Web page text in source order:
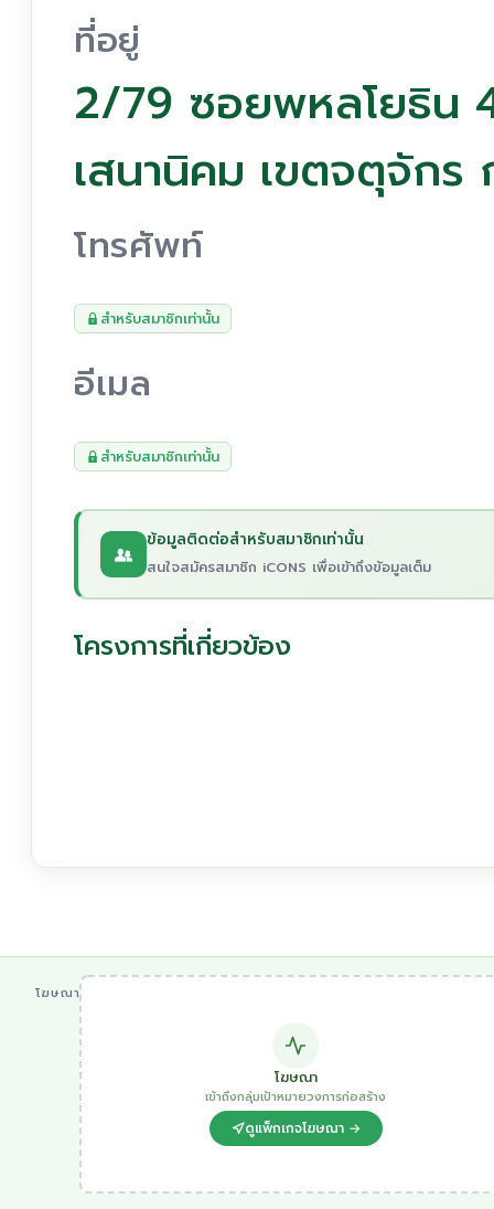
ที่อยู่
2/79 ซอยพหลโยธิน
เสนานิคม เขตจตุจัก
โทรศัพท์
สำหรับสมาชิกเท่านั้น
อีเมล
สำหรับสมาชิกเท่านั้น
ข้อมูลติดต่อสำหรับสมาชิกเท่านั้น
สนใจสมัครสมาชิก iCONS เพื่อเข้าถึงข้อมูลเต็ม
โครงการที่เกี่ยวข้อง
โฆษณา
โฆษณา
เข้าถึงกลุ่มเป้าหมายวงการก่อสร้าง
ดูแพ็กเกจโฆษณา →